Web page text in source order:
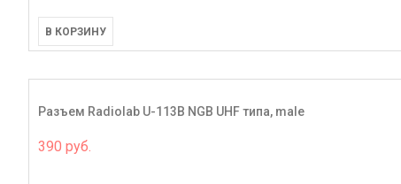
В КОРЗИНУ
Разъем Radiolab U-113B NGB UHF типа, male
390 руб.